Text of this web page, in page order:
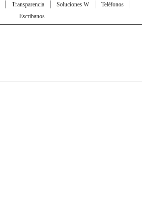
Transparencia Soluciones W
Teléfonos
Escríbanos